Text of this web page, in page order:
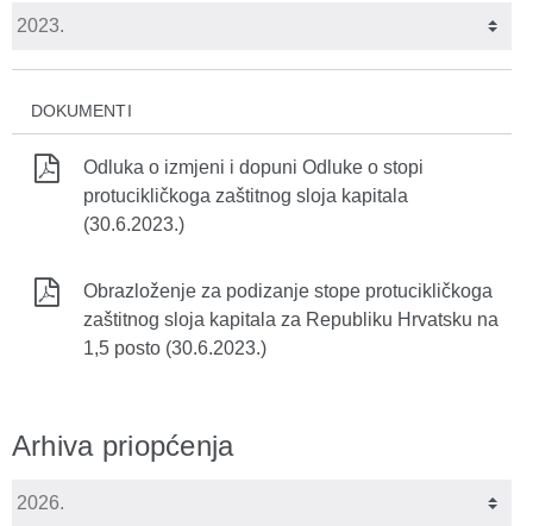
DOKUMENTI
Odluka o izmjeni i dopuni Odluke o stopi
protucikličkoga zaštitnog sloja kapitala
(30.6.2023.)
Obrazloženje za podizanje stope protucikličkoga
zaštitnog sloja kapitala za Republiku Hrvatsku na
1,5 posto (30.6.2023.)
Arhiva priopćenja